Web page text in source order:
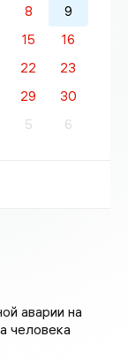
8
9
15
16
22
23
29
30
5 6
аварии на
человека